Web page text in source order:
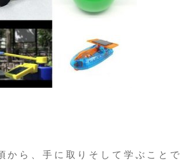
から、手に取りそして学ぶこと